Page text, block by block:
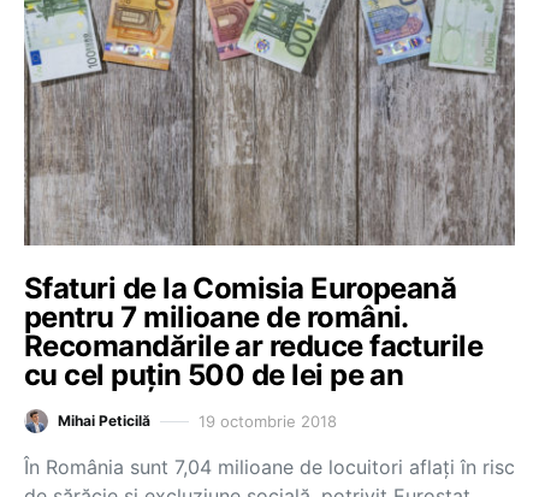
Sfaturi de la Comisia Europeană
pentru 7 milioane de români.
Recomandările ar reduce facturile
cu cel puțin 500 de lei pe an
Mihai Peticilă 19 octombrie 2018
În România sunt 7,04 milioane de locuitori aflați în risc